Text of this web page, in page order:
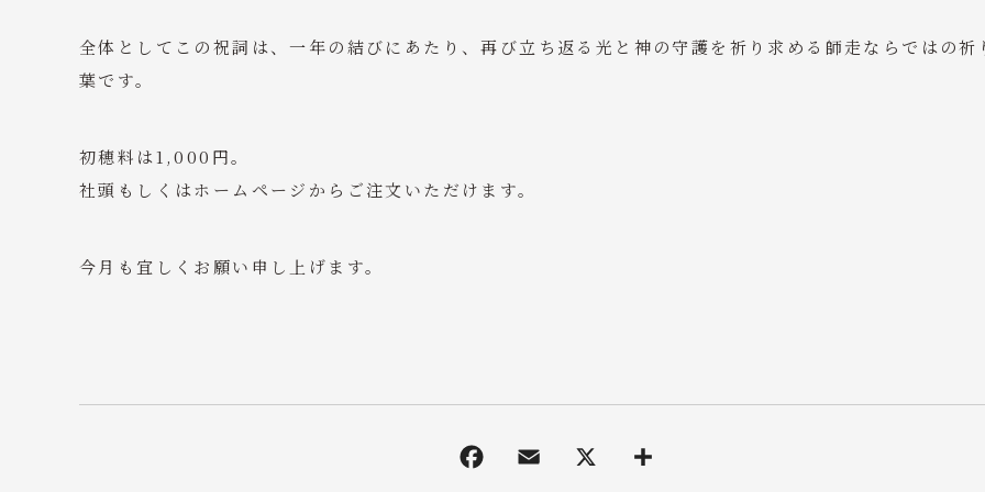
全体としてこの祝詞は、一年の結びにあたり、再び立ち返る光と神の守護を祈り求める師走ならではの祈
葉です。
初穂料は1,000円。
社頭もしくはホームページからご注文いただけます。
今月も宜しくお願い申し上げます。